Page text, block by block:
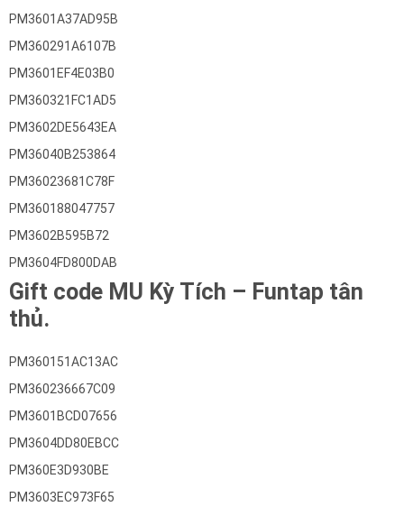
PM3601A37AD95B
PM360291A6107B
PM3601EF4E03B0
PM360321FC1AD5
PM3602DE5643EA
PM36040B253864
PM36023681C78F
PM360188047757
PM3602B595B72
PM3604FD800DAB
Gift code MU Kỳ Tích – Funtap tân
thủ.
PM360151AC13AC
PM360236667C09
PM3601BCD07656
PM3604DD80EBCC
PM360E3D930BE
PM3603EC973F65